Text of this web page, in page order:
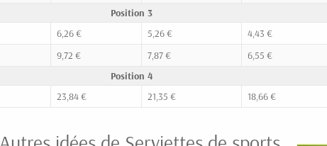
Position 3
6,26 € 5,26 € 4,43 €
9,72 € 7,87 € 6,55 €
Position 4
23,84 € 21,35 € 18,66 €